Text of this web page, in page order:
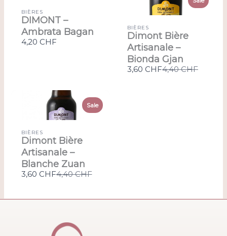
BIÈRES
DIMONT –
Ambrata Bagan
4,20 CHF
BIÈRES
Dimont Bière
Artisanale –
Bionda Gjan
3,60 CHFCompare
4,40 CHF
Sale
BIÈRES
Dimont Bière
Artisanale –
Blanche Zuan
3,60 CHFCompare
4,40 CHF